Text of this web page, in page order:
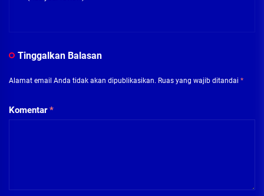
Tinggalkan Balasan
Alamat email Anda tidak akan dipublikasikan. Ruas yang wajib ditandai *
Komentar*